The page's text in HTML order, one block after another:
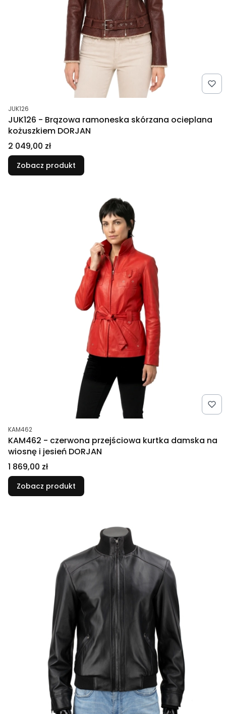
Kod produktu
JUK126
JUK126 - Brązowa ramoneska skórzana ocieplana
kożuszkiem DORJAN
Cena
2 049,00 zł
Zobacz produkt
Kod produktu
KAM462
KAM462 - czerwona przejściowa kurtka damska na
wiosnę i jesień DORJAN
Cena
1 869,00 zł
Zobacz produkt